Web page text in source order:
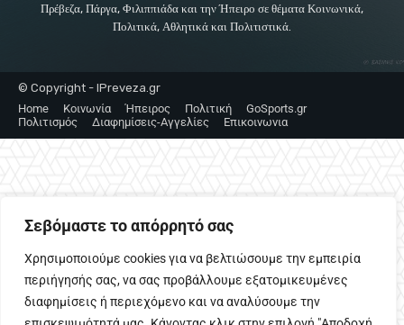
Σεβόμαστε το απόρρητό σας
Χρησιμοποιούμε cookies για να βελτιώσουμε την εμπειρία
περιήγησής σας, να σας προβάλλουμε εξατομικευμένες
διαφημίσεις ή περιεχόμενο και να αναλύσουμε την
Πρέβεζα, Πάργα, Φιλιππιάδα και την Ήπειρο σε θέματα Κοινωνικά,
Πολιτικά, Αθλητικά και Πολιτιστικά.
© Copyright - IPreveza.gr
Home
Κοινωνία Ήπειρος Πολιτική
GoSports.gr
Πολιτισμός
Διαφημίσεις-Αγγελίες Επικοινωνια